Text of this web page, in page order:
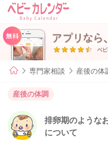
専門家相談 産後の体
産後の体調
排卵期のような
について